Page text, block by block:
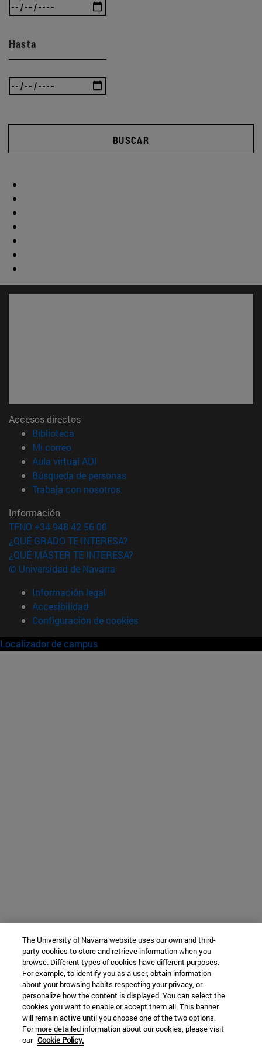
Hasta
BUSCAR
Accesos directos
Biblioteca
Mi correo(abre en nueva ventana)
Aula virtual ADI
Búsqueda de personas(abre en nueva ventana)
Trabaja con nosotros(abre en nueva ventana)
Información
TFNO +34 948 42 56 00
¿QUÉ GRADO TE INTERESA?
¿QUÉ MÁSTER TE INTERESA?
© Universidad de Navarra
Información legal
Accesibilidad
Configuración de cookies
Localizador de campus
The University of Navarra website uses our own and third-
party cookies to store and retrieve information when you
browse. Different types of cookies have different purposes.
For example, to identify you as a user, obtain information
about your browsing habits respecting your privacy, or
personalize how the content is displayed. You can select the
cookies you want to enable or accept them all. This banner
will remain active until you choose one of the two options.
For more detailed information about our cookies, please visit
our Cookie Policy.